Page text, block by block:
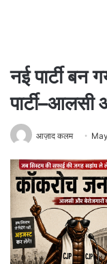
नई पार्टी बन
पार्टी–आलसी
आज़ाद कलम